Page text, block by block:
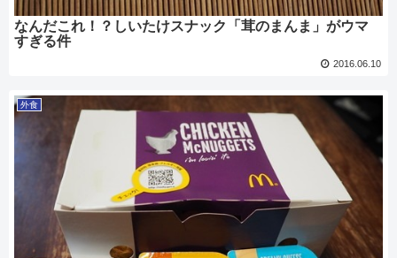
なんだこれ！？しいたけスナック「茸のまんま」がウマ
すぎる件
2016.06.10
外食